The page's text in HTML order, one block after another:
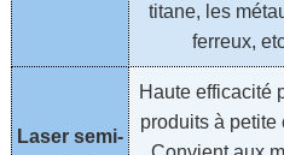
titane, les
ferreux,
Laser semi-
Haute efficacité
produits à petite